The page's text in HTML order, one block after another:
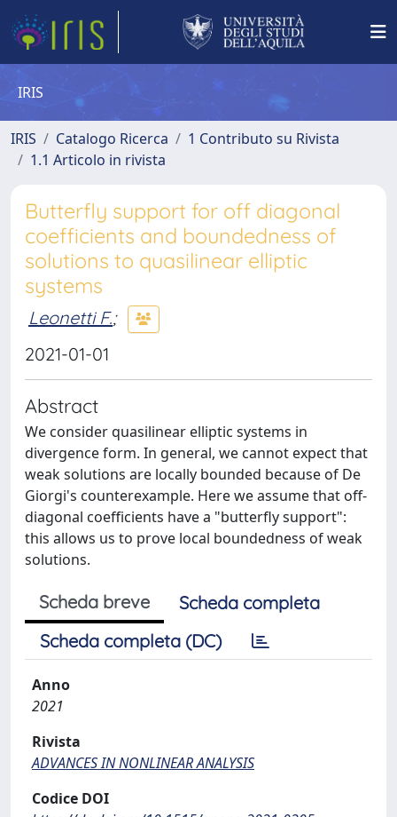
IRIS
IRIS Catalogo Ricerca
1 Contributo su Rivista
1.1 Articolo in rivista
Butterfly support for off diagonal
coefficients and boundedness of
solutions to quasilinear elliptic
systems
Leonetti F.;
2021-01-01
Abstract
We consider quasilinear elliptic systems in
divergence form. In general, we cannot expect that
weak solutions are locally bounded because of De
Giorgi's counterexample. Here we assume that off-
diagonal coefficients have a "butterfly support":
this allows us to prove local boundedness of weak
solutions.
Scheda breve
Scheda completa
Scheda completa (DC)
Anno
2021
Rivista
ADVANCES IN NONLINEAR ANALYSIS
Codice DOI